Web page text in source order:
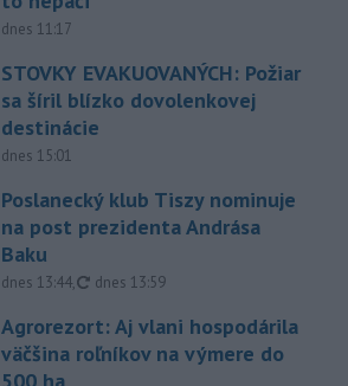
dnes 11:17
STOVKY EVAKUOVANÝCH: Požiar
sa šíril blízko dovolenkovej
destinácie
dnes 15:01
Poslanecký klub Tiszy nominuje
na post prezidenta Andrása
Baku
dnes 13:44, aktualizované
dnes 13:59
Agrorezort: Aj vlani hospodárila
väčšina roľníkov na výmere do